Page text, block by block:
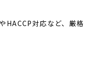
HACCP対応など、厳格